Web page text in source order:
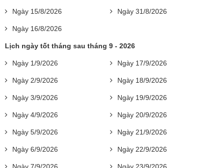
Ngày 15/8/2026
Ngày 16/8/2026
Ngày 31/8/2026
Lịch ngày tốt tháng sau tháng 9 - 2026
Ngày 1/9/2026
Ngày 2/9/2026
Ngày 3/9/2026
Ngày 4/9/2026
Ngày 5/9/2026
Ngày 6/9/2026
Ngày 17/9/2026
Ngày 18/9/2026
Ngày 19/9/2026
Ngày 20/9/2026
Ngày 21/9/2026
Ngày 22/9/2026